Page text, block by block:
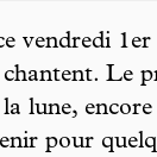
vendredi
chantent. Le
lune,
pour